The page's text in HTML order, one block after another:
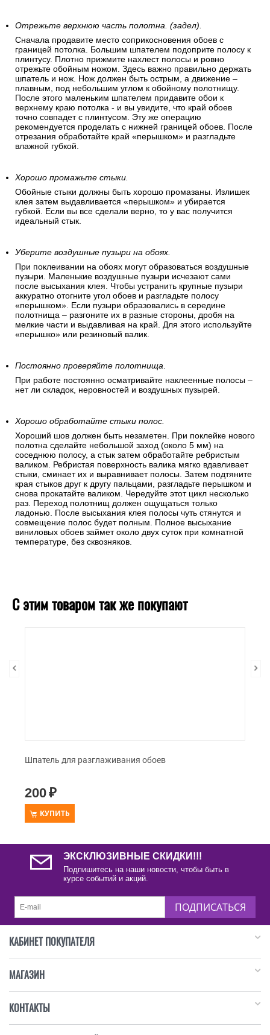
Отрежьте верхнюю часть полотна. (задел).
Сначала продавите место соприкосновения обоев с
границей потолка. Большим шпателем подоприте полосу к
плинтусу. Плотно прижмите нахлест полосы и ровно
отрежьте обойным ножом. Здесь важно правильно держать
шпатель и нож. Нож должен быть острым, а движение –
плавным, под небольшим углом к обойному полотнищу.
После этого маленьким шпателем придавите обои к
верхнему краю потолка - и вы увидите, что край обоев
точно совпадет с плинтусом. Эту же операцию
рекомендуется проделать с нижней границей обоев. После
отрезания обработайте край «перышком» и разгладьте
влажной губкой.
Хорошо промажьте стыки.
Обойные стыки должны быть хорошо промазаны. Излишек
клея затем выдавливается «перышком» и убирается
губкой. Если вы все сделали верно, то у вас получится
идеальный стык.
Уберите воздушные пузыри на обоях.
При поклеивании на обоях могут образоваться воздушные
пузыри. Маленькие воздушные пузыри исчезают сами
после высыхания клея. Чтобы устранить крупные пузыри
аккуратно отогните угол обоев и разгладьте полосу
«перышком». Если пузыри образовались в середине
полотнища – разгоните их в разные стороны, дробя на
мелкие части и выдавливая на край. Для этого используйте
«перышко» или резиновый валик.
Постоянно проверяйте полотнища.
При работе постоянно осматривайте наклеенные полосы –
нет ли складок, неровностей и воздушных пузырей.
Хорошо обработайте стыки полос.
Хороший шов должен быть незаметен. При поклейке нового
полотна сделайте небольшой заход (около 5 мм) на
соседнюю полосу, а стык затем обработайте ребристым
валиком. Ребристая поверхность валика мягко вдавливает
стыки, сминает их и выравнивает полосы. Затем подтяните
края стыков друг к другу пальцами, разгладьте перышком и
снова прокатайте валиком. Чередуйте этот цикл несколько
раз. Переход полотнищ должен ощущаться только
ладонью. После высыхания клея полосы чуть стянутся и
совмещение полос будет полным. Полное высыхание
виниловых обоев займет около двух суток при комнатной
температуре, без сквозняков.
С этим товаром так же покупают
Шпатель для разглаживания обоев
200₽
КУПИТЬ
ЭКСКЛЮЗИВНЫЕ СКИДКИ!!!
Подпишитесь на наши новости, чтобы быть в
курсе событий и акций.
ПОДПИСАТЬСЯ
КАБИНЕТ ПОКУПАТЕЛЯ
МАГАЗИН
КОНТАКТЫ